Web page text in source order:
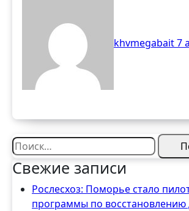
тропы» без рубки
деревьев
khvmegabait7
Найти:
Свежие записи
Рослесхоз: Поморье стало
программы по восстановлению